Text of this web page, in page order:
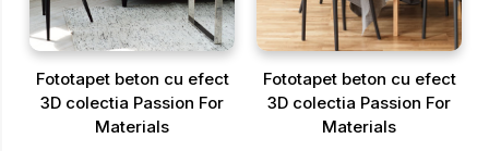
Fototapet beton cu efect
3D colectia Passion For
Materials
Fototapet beton cu efect
3D colectia Passion For
Materials